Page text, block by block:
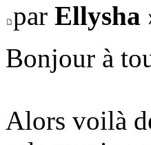
par Ellysha
Bonjour à
Alors voilà